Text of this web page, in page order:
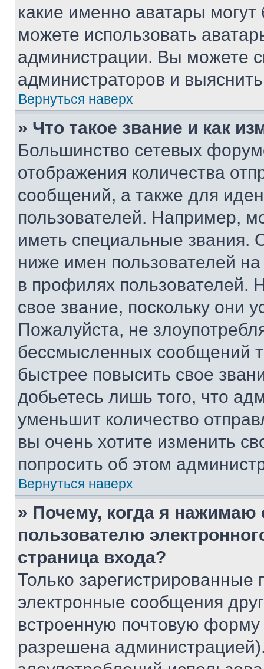
какие именно аватары
можете использовать
администрации. Вы можете
администраторов и
Вернуться наверх
» Что такое звание и как
Большинство сетевых
отображения количества
сообщений, а также для
пользователей. Например,
иметь специальные звания.
ниже имен пользователей
в профилях
свое звание, поскольку они
Пожалуйста, не
бессмысленных сообщений
быстрее повысить свое
добьетесь лишь того, что
уменьшит количество
вы очень хотите изменить
попросить об этом
Вернуться наверх
» Почему, когда я нажимаю
пользователю
страница входа?
Только зарегистрированные
электронные сообщения
встроенную почтовую
разрешена